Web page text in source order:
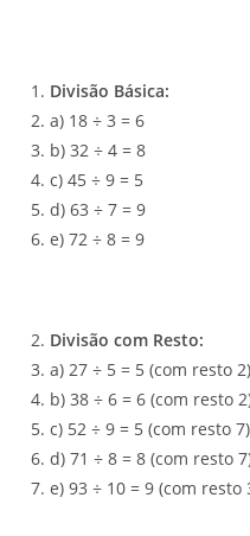
Divisão Básica:
a) 18 ÷ 3 = 6
b) 32 ÷ 4 = 8
c) 45 ÷ 9 = 5
d) 63 ÷ 7 = 9
e) 72 ÷ 8 = 9
Divisão com Resto:
a) 27 ÷ 5 = 5 (com resto 2)
b) 38 ÷ 6 = 6 (com resto
c) 52 ÷ 9 = 5 (com resto 7)
d) 71 ÷ 8 = 8 (com resto
e) 93 ÷ 10 = 9 (com resto